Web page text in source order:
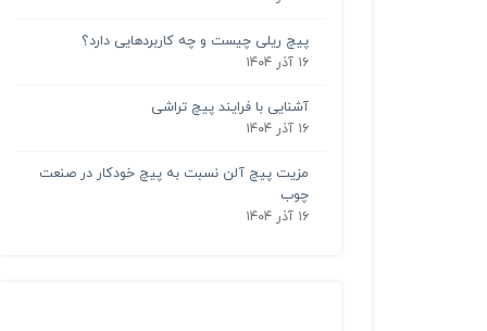
پیچ ریلی چیست و چه کاربردهایی دارد؟
۱۶ آذر ۱۴۰۴
آشنایی با فرایند پیچ تراشی
۱۶ آذر ۱۴۰۴
مزیت پیچ آلن نسبت به پیچ خودکار در صنعت
چوب
۱۶ آذر ۱۴۰۴